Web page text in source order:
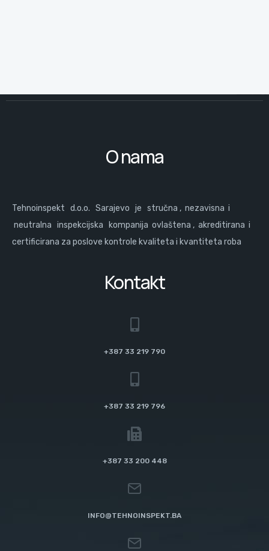
O nama
Tehnoinspekt d.o.o. Sarajevo je stručna , nezavisna i
neutralna inspekcijska kompanija ovlaštena , akreditirana i
certificirana za poslove kontrole kvaliteta i kvantiteta roba
Kontakt
+387 33 219 790
+387 33 219 796
+387 33 200 448
INFO@TEHNOINSPEKT.BA